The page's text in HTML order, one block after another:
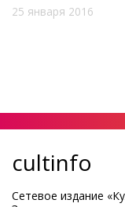
25 января 2016
cultinfo
Сетевое издание